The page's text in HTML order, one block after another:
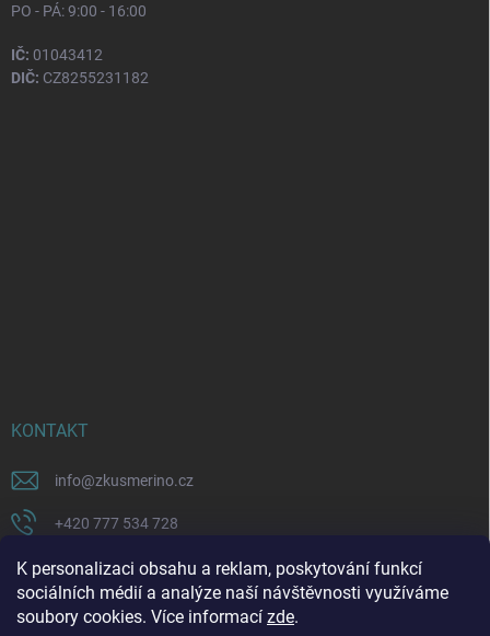
K personalizaci obsahu a reklam, poskytování funkcí
sociálních médií a analýze naší návštěvnosti využíváme
soubory cookies. Více informací zde.
PO - PÁ: 9:00 - 16:00
IČ: 01043412
DIČ: CZ8255231182
KONTAKT
info@zkusmerino.cz
+420 777 534 728
https://www.facebook.com/zkusmerino/
zkusmerino.cz